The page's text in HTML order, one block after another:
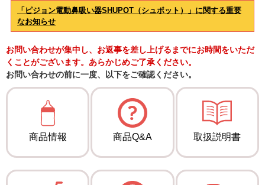
「ピジョン電動鼻吸い器SHUPOT（シュポット）」に関する重要
なお知らせ
お問い合わせが集中し、お返事を差し上げるまでにお時間をいただ
くことがございます。あらかじめご了承ください。
お問い合わせの前に一度、以下をご確認ください。
商品情報 商品Q&A 取扱説明書